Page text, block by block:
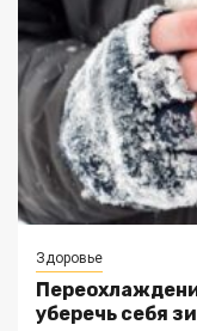
Здоровье
уберечь себя